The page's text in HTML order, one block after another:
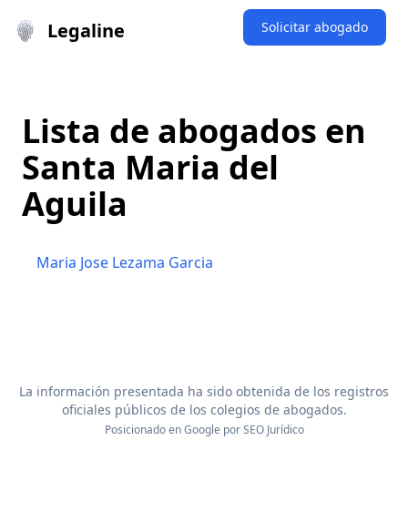
Legaline Solicitar abogado
Lista de abogados en
Santa Maria del
Aguila
Maria Jose Lezama Garcia
La información presentada ha sido obtenida de los registros
oficiales públicos de los colegios de abogados.
Posicionado en Google porSEO Jurídico